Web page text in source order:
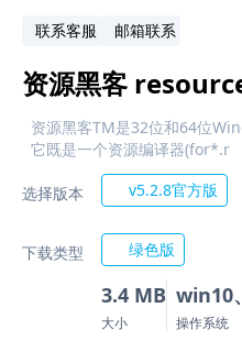
联系客服 邮箱联系
资源黑客
资源黑客TM是32位和64位
它既是一个资源编译器(for*.r
选择版本 v5.2.8官方版
下载类型 绿色版
3.4 MB
大小
win10
操作系统